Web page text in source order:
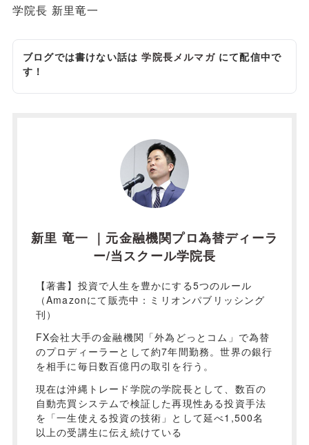
学院長 新里竜一
ブログでは書けない話は学院長メルマガにて配信中で
す！
新里 竜一 ｜元金融機関プロ為替ディーラ
ー/当スクール学院長
【著書】投資で人生を豊かにする5つのルール
（Amazonにて販売中：ミリオンパブリッシング
刊）
FX会社大手の金融機関「外為どっとコム」で為替
のプロディーラーとして約7年間勤務。世界の銀行
を相手に毎日数百億円の取引を行う。
現在は沖縄トレード学院の学院長として、数百の
自動売買システムで検証した再現性ある投資手法
を「一生使える投資の技術」として延べ1,500名
以上の受講生に伝え続けている